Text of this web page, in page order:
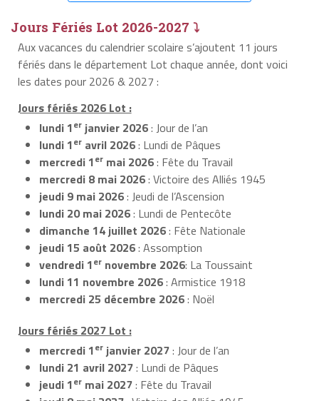
Jours Fériés Lot 2026-2027 ⤵
Aux vacances du calendrier scolaire s’ajoutent 11 jours
fériés dans le département Lot chaque année, dont voici
les dates pour 2026 & 2027 :
Jours fériés 2026 Lot :
lundi 1er janvier 2026: Jour de l’an
lundi 1er avril 2026: Lundi de Pâques
mercredi 1er mai 2026: Fête du Travail
mercredi 8 mai 2026: Victoire des Alliés 1945
jeudi 9 mai 2026: Jeudi de l’Ascension
lundi 20 mai 2026: Lundi de Pentecôte
dimanche 14 juillet 2026: Fête Nationale
jeudi 15 août 2026: Assomption
vendredi 1er novembre 2026: La Toussaint
lundi 11 novembre 2026: Armistice 1918
mercredi 25 décembre 2026: Noël
Jours fériés 2027 Lot :
mercredi 1er janvier 2027: Jour de l’an
lundi 21 avril 2027: Lundi de Pâques
jeudi 1er mai 2027: Fête du Travail